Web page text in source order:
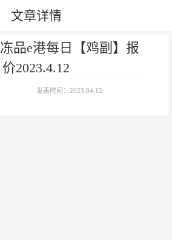
文章详情
冻品e港每日【鸡副】报
价2023.4.12
发表时间： 2023.04.12